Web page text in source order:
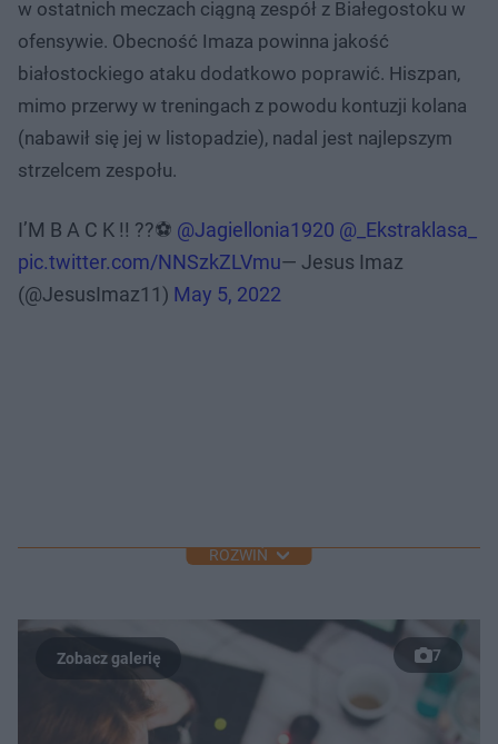
w ostatnich meczach ciągną zespół z Białegostoku w
ofensywie. Obecność Imaza powinna jakość
białostockiego ataku dodatkowo poprawić. Hiszpan,
mimo przerwy w treningach z powodu kontuzji kolana
(nabawił się jej w listopadzie), nadal jest najlepszym
strzelcem zespołu.
I’M B A C K !! ??⚽️ @Jagiellonia1920 @_Ekstraklasa_
pic.twitter.com/NNSzkZLVmu— Jesus Imaz
(@JesusImaz11) May 5, 2022
ROZWIŃ
7